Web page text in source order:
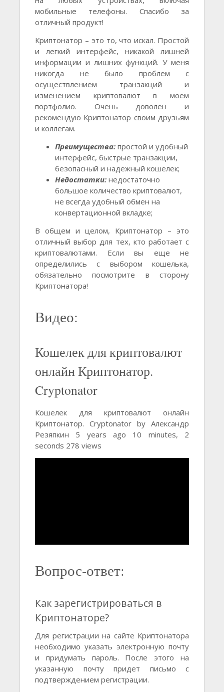
мобильные телефоны. Спасибо за
отличный продукт!
Криптонатор – это то, что искал. Простой
и легкий интерфейс, никакой лишней
информации и лишних функций. У меня
никогда не было проблем с
осуществлением транзакций и
изменением криптовалют в моем
портфолио. Очень доволен и
рекомендую Криптонатор своим друзьям
и коллегам.
Преимущества: простой и удобный
интерфейс, быстрые транзакции,
безопасный и надежный кошелек;
Недостатки: недостаточно
большое количество криптовалют,
не всегда удобный обмен на
конвертационной вкладке;
В общем и целом, Криптонатор – это
отличный выбор для тех, кто работает с
криптовалютами. Если вы еще не
определились с выбором кошелька,
обязательно посмотрите в сторону
Криптонатора!
Видео:
Кошелек для криптовалют
онлайн Криптонатор.
Cryptonator
Кошелек для криптовалют онлайн
Криптонатор. Cryptonator by Александр
Резяпкин 5 years ago 10 minutes, 2
seconds 278 views
Вопрос-ответ:
Как зарегистрироваться в
Криптонаторе?
Для регистрации на сайте Криптонатора
необходимо указать электронную почту
и придумать пароль. После этого на
указанную почту придет письмо с
подтверждением регистрации.